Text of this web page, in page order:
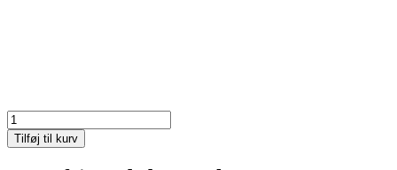
Varm
frikadelle
sandwich
Tilføj til kurv